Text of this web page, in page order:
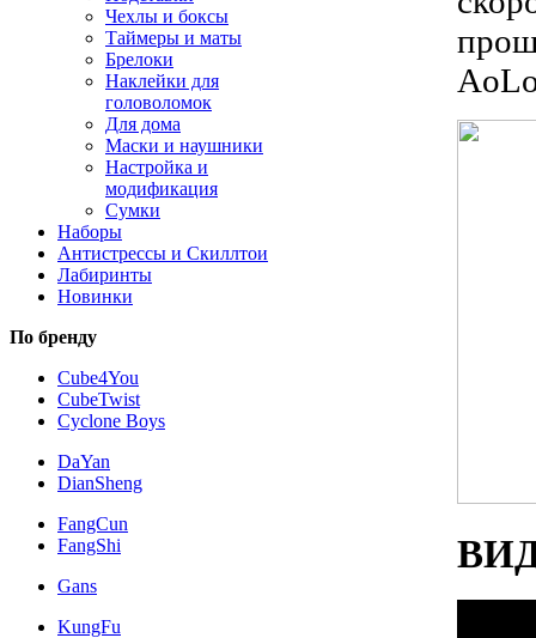
Чехлы и боксы
Таймеры и маты
Брелоки
Наклейки для
головоломок
Для дома
Маски и наушники
Настройка и
модификация
Сумки
Наборы
Антистрессы и Скиллтои
Лабиринты
Новинки
По бренду
Cube4You
CubeTwist
Cyclone Boys
DaYan
DianSheng
FangCun
FangShi
Gans
KungFu